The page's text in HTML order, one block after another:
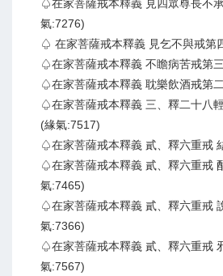
♤在家菩薩戒本釋義 見四眾尊長不
氣:7276)
♤ 在家菩薩戒本釋義 見乞不與戒第
♤在家菩薩戒本釋義 不瞻病苦戒第
♤在家菩薩戒本釋義 耽樂飲酒戒第
♤在家菩薩戒本釋義 三、釋二十八
(緣氣:7517)
♤在家菩薩戒本釋義 貳、釋六重戒
♤在家菩薩戒本釋義 貳、釋六重戒
氣:7465)
♤在家菩薩戒本釋義 貳、釋六重戒
氣:7366)
♤在家菩薩戒本釋義 貳、釋六重戒
氣:7567)